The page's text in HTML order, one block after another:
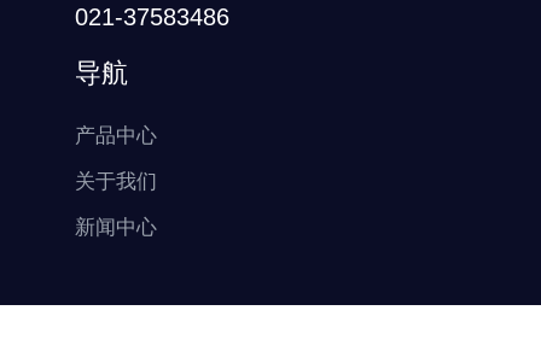
021-37583486
导航
产品中心
关于我们
新闻中心